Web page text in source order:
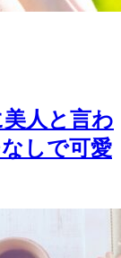
人と言わ
しで可愛